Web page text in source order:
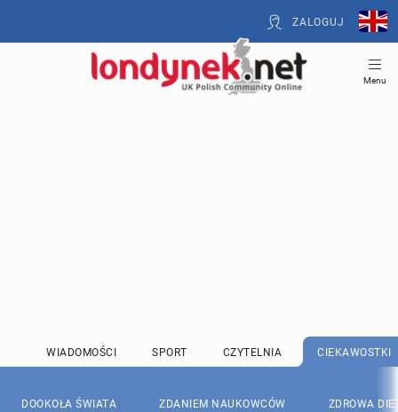
ZALOGUJ
Menu
WIADOMOŚCI SPORT CZYTELNIA CIEKAWOSTKI
DOOKOŁA ŚWIATA ZDANIEM NAUKOWCÓW ZDROWA